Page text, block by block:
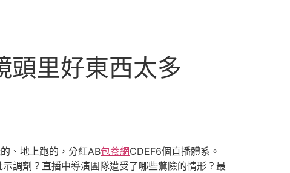
頭里好東西太多
、地上跑的，分紅AB包養網CDEF6個直播體系。
示調劑？直播中導演團隊遭受了哪些驚險的情形？最